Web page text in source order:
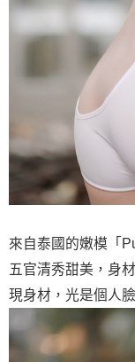
來自泰國的嫩模「
五官清秀甜美，身
現身材，光是個人